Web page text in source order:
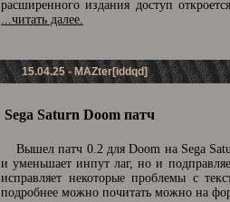
расширенного издания доступ
...читать далее.
15.04.25 - MAZter[iddqd]
Sega Saturn Doom патч
Вышел патч 0.2 для Doom на Sega
и уменьшает инпут лаг, но и
исправляет некоторые проблемы с
подробнее можно почитать можно на